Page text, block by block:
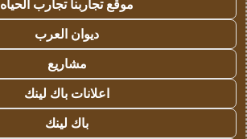
موقع تجاربنا تجارب الحياه
ديوان العرب
مشاريع
اعلانات باك لينك
باك لينك